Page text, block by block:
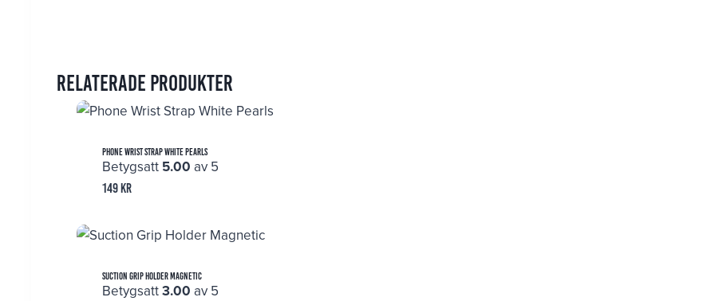
Relaterade produkter
Phone Wrist Strap White Pearls
Betygsatt 5.00 av 5
149kr
Suction Grip Holder Magnetic
Betygsatt3.00 av 5